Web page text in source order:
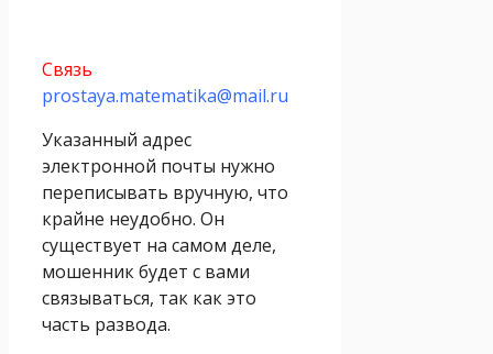
Связь
prostaya.matematika@mail.ru
Указанный адрес
электронной почты нужно
переписывать вручную, что
крайне неудобно. Он
существует на самом деле,
мошенник будет с вами
связываться, так как это
часть развода.